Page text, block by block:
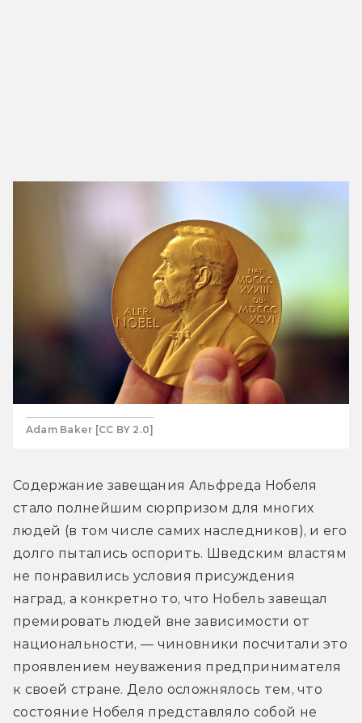
Adam Baker [CC BY 2.0]
Содержание завещания Альфреда Нобеля
стало полнейшим сюрпризом для многих
людей (в том числе самих наследников), и его
долго пытались оспорить. Шведским властям
не понравились условия присуждения
наград, а конкретно то, что Нобель завещал
премировать людей вне зависимости от
национальности, — чиновники посчитали это
проявлением неуважения предпринимателя
к своей стране. Дело осложнялось тем, что
состояние Нобеля представляло собой не